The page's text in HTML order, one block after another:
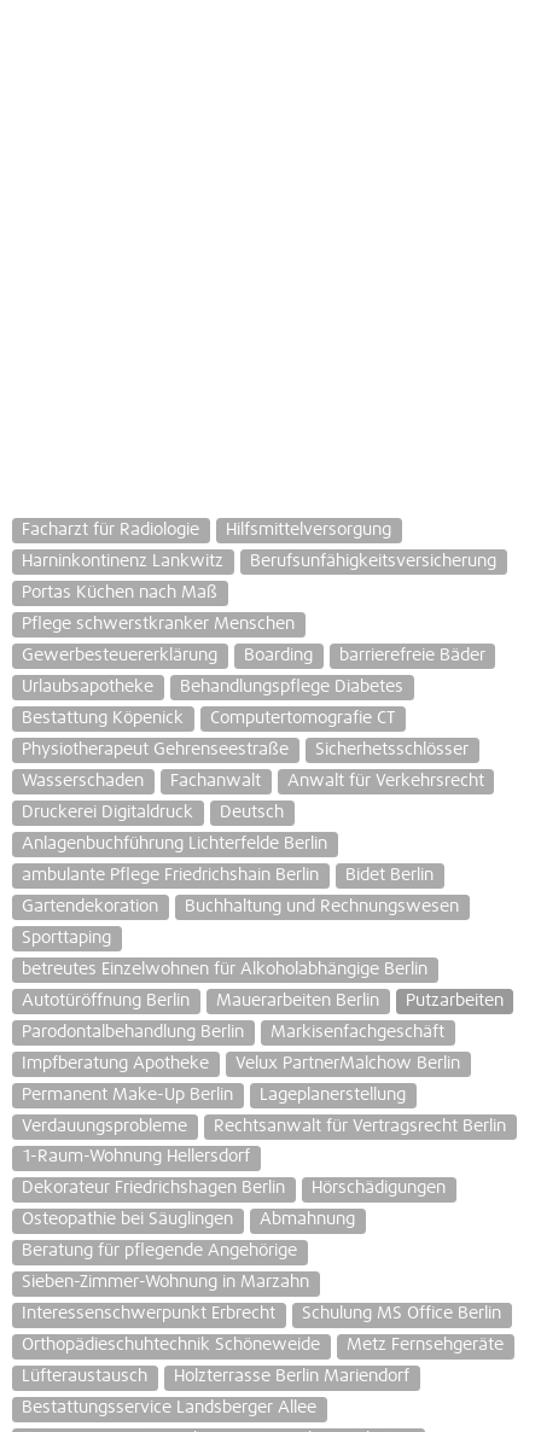
Facharzt für Radiologie
Hilfsmittelversorgung
Harninkontinenz Lankwitz
Berufsunfähigkeitsversicherung
Portas Küchen nach Maß
Pflege schwerstkranker Menschen
Gewerbesteuererklärung
Boarding
barrierefreie Bäder
Urlaubsapotheke
Behandlungspflege Diabetes
Bestattung Köpenick
Computertomografie CT
Physiotherapeut Gehrenseestraße
Sicherhetsschlösser
Wasserschaden
Fachanwalt
Anwalt für Verkehrsrecht
Druckerei Digitaldruck
Deutsch
Anlagenbuchführung Lichterfelde Berlin
ambulante Pflege Friedrichshain Berlin
Bidet Berlin
Gartendekoration
Buchhaltung und Rechnungswesen
Sporttaping
betreutes Einzelwohnen für Alkoholabhängige Berlin
Autotüröffnung Berlin
Mauerarbeiten Berlin
Putzarbeiten
Parodontalbehandlung Berlin
Markisenfachgeschäft
Impfberatung Apotheke
Velux PartnerMalchow Berlin
Permanent Make-Up Berlin
Lageplanerstellung
Verdauungsprobleme
Rechtsanwalt für Vertragsrecht Berlin
1-Raum-Wohnung Hellersdorf
Dekorateur Friedrichshagen Berlin
Hörschädigungen
Osteopathie bei Säuglingen
Abmahnung
Beratung für pflegende Angehörige
Sieben-Zimmer-Wohnung in Marzahn
Interessenschwerpunkt Erbrecht
Schulung MS Office Berlin
Orthopädieschuhtechnik Schöneweide
Metz Fernsehgeräte
Lüfteraustausch
Holzterrasse Berlin Mariendorf
Bestattungsservice Landsberger Allee